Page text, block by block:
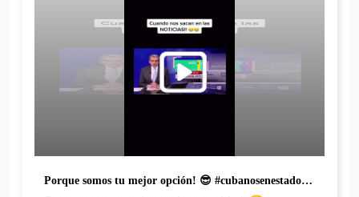
Porque somos tu mejor opción! 😎 #cubanosenestadosunidos #cubanosenmiami #cubanostiktok #recienllegados #emigrantes #seis #yoteayudo #terecomiendo #baja #aplicación #ayudandote #latinoseneeuu🇺🇸🇺🇸 #latinosenusa🇺🇸 #hispanosdetiktok #venezolanoseneeuu #venezolanosenusa🇻🇪🇺 #venezonalanosenusa 🇺🇸 #bancamovil #100español #hispanics #hispanicsinusa @seisapp